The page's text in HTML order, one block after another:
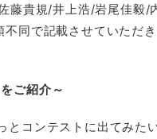
藤貴規/井上浩/岩尾佳毅/
同で記載させていただ
ご紹介～
とコンテストに出てみた